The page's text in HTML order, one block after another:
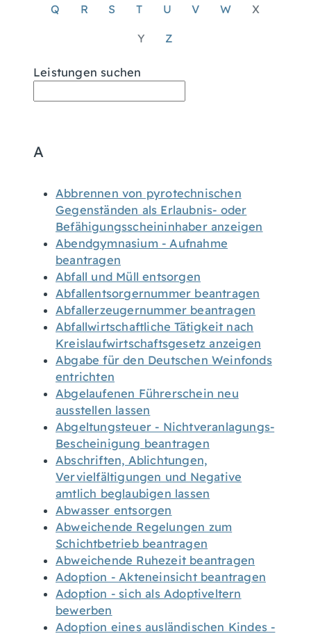
Q R S T U V W X
Y Z
Leistungen suchen
A
Abbrennen von pyrotechnischen
Gegenständen als Erlaubnis- oder
Befähigungsscheininhaber anzeigen
Abendgymnasium - Aufnahme
beantragen
Abfall und Müll entsorgen
Abfallentsorgernummer beantragen
Abfallerzeugernummer beantragen
Abfallwirtschaftliche Tätigkeit nach
Kreislaufwirtschaftsgesetz anzeigen
Abgabe für den Deutschen Weinfonds
entrichten
Abgelaufenen Führerschein neu
ausstellen lassen
Abgeltungsteuer - Nichtveranlagungs-
Bescheinigung beantragen
Abschriften, Ablichtungen,
Vervielfältigungen und Negative
amtlich beglaubigen lassen
Abwasser entsorgen
Abweichende Regelungen zum
Schichtbetrieb beantragen
Abweichende Ruhezeit beantragen
Adoption - Akteneinsicht beantragen
Adoption - sich als Adoptiveltern
bewerben
Adoption eines ausländischen Kindes -